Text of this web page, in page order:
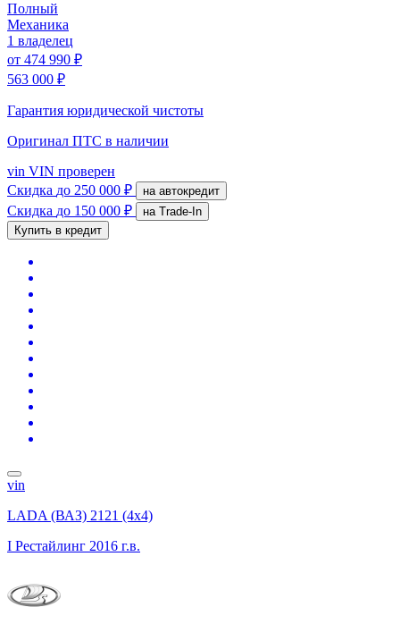
Полный
Механика
1 владелец
от 474 990 ₽
563 000 ₽
Гарантия юридической чистоты
Оригинал ПТС в наличии
vin VIN проверен
Скидка до 250 000 ₽ на автокредит
Скидка до 150 000 ₽
на Trade-In
Купить в кредит
vin
LADA (ВАЗ) 2121 (4x4)
I Рестайлинг 2016 г.в.